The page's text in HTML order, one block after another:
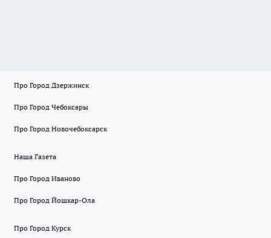
Про Город Дзержинск
Про Город Чебоксары
Про Город Новочебоксарск
Наша Газета
Про Город Иваново
Про Город Йошкар-Ола
Про Город Курск